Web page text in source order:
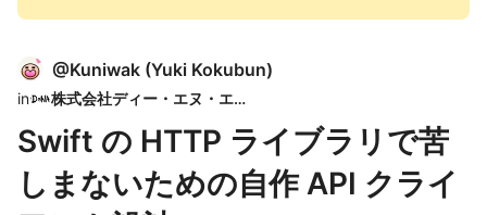
@Kuniwak (Yuki Kokubun)
in 株式会社ディー・エヌ・エー
Swift の HTTP ライブラリで苦
しまないための自作 API クライ